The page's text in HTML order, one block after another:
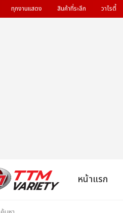
ทุกงานแสดง สินค้าที่ระลึก วาไรตี้
หน้าแรก